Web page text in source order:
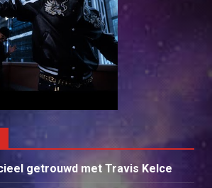
getrouwd met Travis Kelce